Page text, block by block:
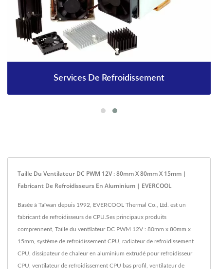
Services De Refroidissement
Taille Du Ventilateur DC PWM 12V : 80mm X 80mm X 15mm |
Fabricant De Refroidisseurs En Aluminium | EVERCOOL
Basée à Taïwan depuis 1992, EVERCOOL Thermal Co., Ltd. est un
fabricant de refroidisseurs de CPU.Ses principaux produits
comprennent, Taille du ventilateur DC PWM 12V : 80mm x 80mm x
15mm, système de refroidissement CPU, radiateur de refroidissement
CPU, dissipateur de chaleur en aluminium extrudé pour refroidisseur
CPU, ventilateur de refroidissement CPU bas profil, ventilateur de